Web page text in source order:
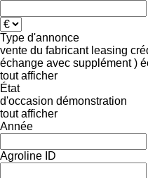
Type d'annonce
vente du fabricant leasing
échange avec supplément )
tout afficher
État
d'occasion démonstration
tout afficher
Année
Agroline ID